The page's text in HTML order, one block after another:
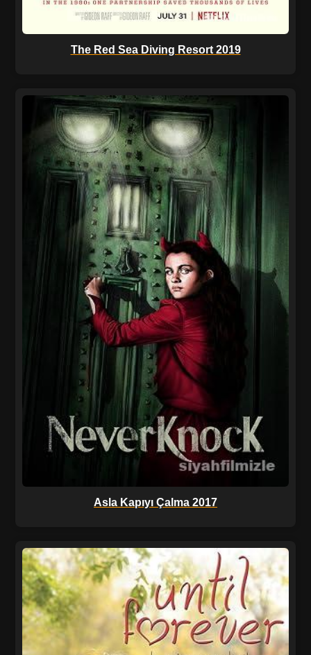
The Red Sea Diving Resort 2019
Asla Kapıyı Çalma 2017